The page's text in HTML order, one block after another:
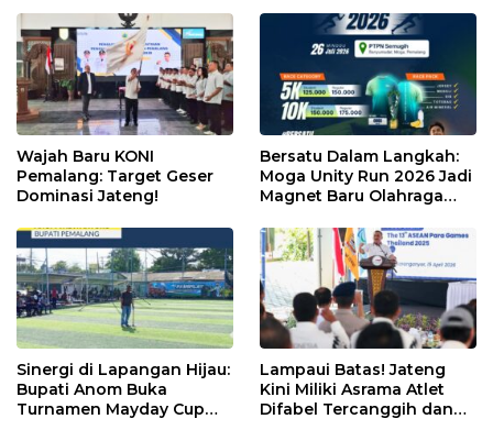
Wajah Baru KONI
Pemalang: Target Geser
Dominasi Jateng!
Bersatu Dalam Langkah:
Moga Unity Run 2026 Jadi
Magnet Baru Olahraga
Sinergi di Lapangan Hijau:
Bupati Anom Buka
Turnamen Mayday Cup
Lampaui Batas! Jateng
Kini Miliki Asrama Atlet
Difabel Tercanggih dan